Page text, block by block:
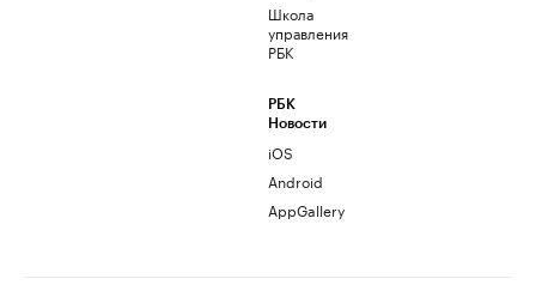
Школа
управления
РБК
РБК
Новости
iOS
Android
AppGallery